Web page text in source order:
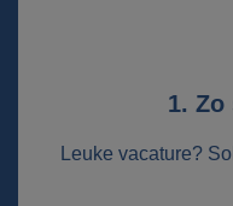
1.
Leuke vacature?